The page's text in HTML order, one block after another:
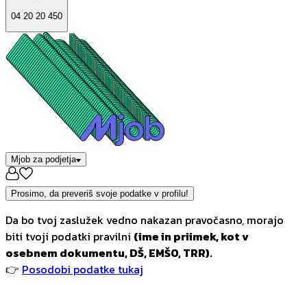
04 20 20 450
Mjob za podjetja
Prosimo, da preveriš svoje podatke v profilu!
Da bo tvoj zaslužek vedno nakazan pravočasno, morajo
biti tvoji podatki pravilni (ime in priimek, kot v
osebnem dokumentu, DŠ, EMŠO, TRR).
👉 Posodobi podatke tukaj